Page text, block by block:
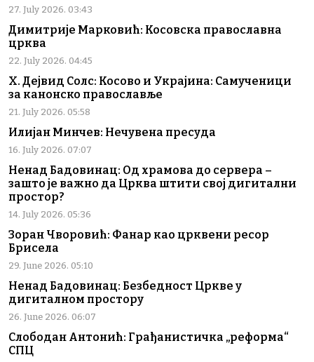
27. July 2026. 03:43
Димитрије Марковић: Косовска православна
црква
22. July 2026. 04:45
Х. Дејвид Солс: Косово и Украјина: Самученици
за канонско православље
21. July 2026. 05:58
Илијан Минчев: Нечувена пресуда
16. July 2026. 07:07
Ненад Бадовинац: Од храмова до сервера –
зашто је важно да Црква штити свој дигитални
простор?
14. July 2026. 05:36
Зоран Чворовић: Фанар као црквени ресор
Брисела
29. June 2026. 05:10
Ненад Бадовинац: Безбедност Цркве у
дигиталном простору
26. June 2026. 06:07
Слободан Антонић: Грађанистичка „реформа“
СПЦ